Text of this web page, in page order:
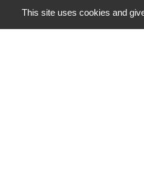
Contacts
This site uses cookies and